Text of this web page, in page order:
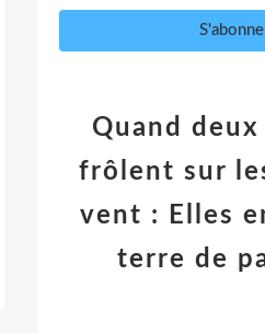
Quand deux
frôlent sur
vent : Elles
terre de